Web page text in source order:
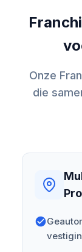
Onze
die